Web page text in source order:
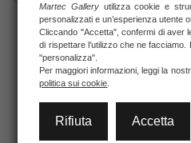
Home
Opere d'arte
Stampe
FIGURATIVO
Martec Gallery utilizza cookie e
personalizzati e un’esperienza utente
Cliccando "Accetta", confermi di aver
di rispettare l’utilizzo che ne
"personalizza".
Per maggiori informazioni, leggi la
politica sui cookie
Rifiuta Accetta